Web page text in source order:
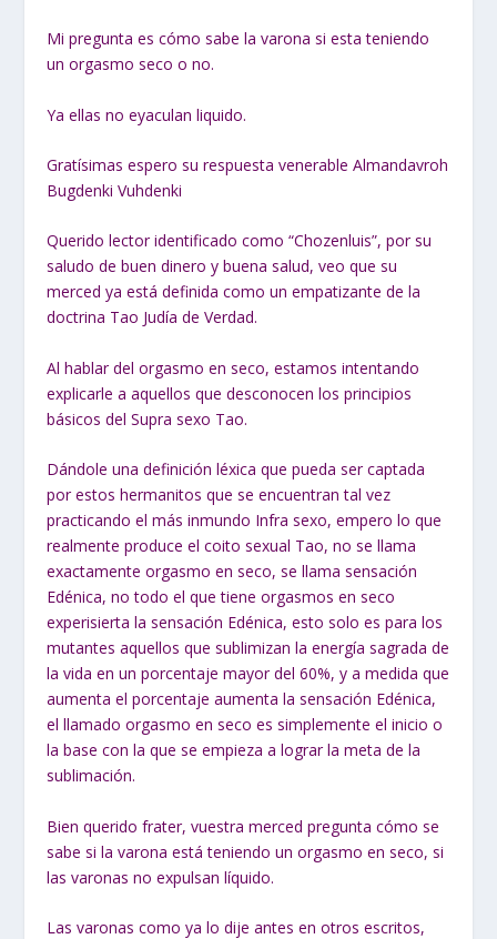
Mi pregunta es cómo sabe la varona si esta teniendo
un orgasmo seco o no.
Ya ellas no eyaculan liquido.
Gratísimas espero su respuesta venerable Almandavroh
Bugdenki Vuhdenki
Querido lector identificado como “Chozenluis”, por su
saludo de buen dinero y buena salud, veo que su
merced ya está definida como un empatizante de la
doctrina Tao Judía de Verdad.
Al hablar del orgasmo en seco, estamos intentando
explicarle a aquellos que desconocen los principios
básicos del Supra sexo Tao.
Dándole una definición léxica que pueda ser captada
por estos hermanitos que se encuentran tal vez
practicando el más inmundo Infra sexo, empero lo que
realmente produce el coito sexual Tao, no se llama
exactamente orgasmo en seco, se llama sensación
Edénica, no todo el que tiene orgasmos en seco
experisierta la sensación Edénica, esto solo es para los
mutantes aquellos que sublimizan la energía sagrada de
la vida en un porcentaje mayor del 60%, y a medida que
aumenta el porcentaje aumenta la sensación Edénica,
el llamado orgasmo en seco es simplemente el inicio o
la base con la que se empieza a lograr la meta de la
sublimación.
Bien querido frater, vuestra merced pregunta cómo se
sabe si la varona está teniendo un orgasmo en seco, si
las varonas no expulsan líquido.
Las varonas como ya lo dije antes en otros escritos,